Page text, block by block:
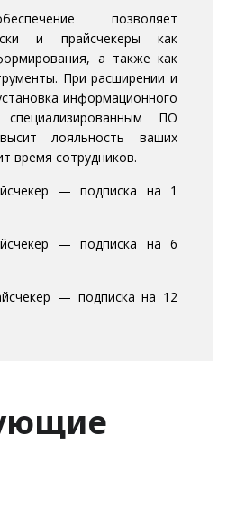
позволяет
и прайсчекеры как
а также как
При расширении и
информационного
ПО
лояльность ваших
время сотрудников.
— подписка на 1
— подписка на 6
— подписка на 12